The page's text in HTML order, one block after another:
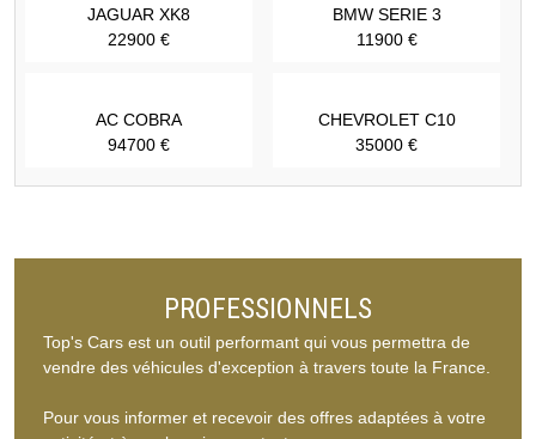
JAGUAR XK8
22900 €
BMW SERIE 3
11900 €
AC COBRA
94700 €
CHEVROLET C10
35000 €
PROFESSIONNELS
Top's Cars est un outil performant qui vous permettra de
vendre des véhicules d'exception à travers toute la France.
Pour vous informer et recevoir des offres adaptées à votre